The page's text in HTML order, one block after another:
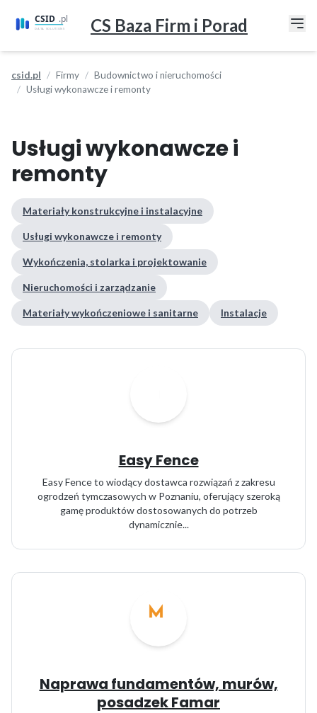
CS Baza Firm i Porad
csid.pl Firmy
Budownictwo i nieruchomości
Usługi wykonawcze i remonty
Usługi wykonawcze i
remonty
Materiały konstrukcyjne i instalacyjne
Usługi wykonawcze i remonty
Wykończenia, stolarka i projektowanie
Nieruchomości i zarządzanie
Materiały wykończeniowe i sanitarne Instalacje
Easy Fence
Easy Fence to wiodący dostawca rozwiązań z zakresu
ogrodzeń tymczasowych w Poznaniu, oferujący szeroką
gamę produktów dostosowanych do potrzeb
dynamicznie...
Naprawa fundamentów, murów,
posadzek Famar